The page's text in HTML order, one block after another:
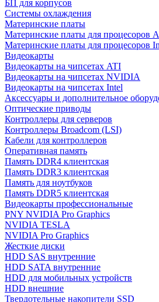
БП для корпусов
Системы охлаждения
Материнские платы
Материнские платы для процесоров
Материнские платы для процесоров
Видеокарты
Видеокарты на чипсетах ATI
Видеокарты на чипсетах NVIDIA
Видеокарты на чипсетах Intel
Аксессуары и дополнительное
Оптические приводы
Контроллеры для серверов
Контроллеры Broadcom (LSI)
Кабели для контроллеров
Оперативная память
Память DDR4 клиентская
Память DDR3 клиентская
Память для ноутбуков
Память DDR5 клиентская
Видеокарты профессиональные
PNY NVIDIA Pro Graphics
NVIDIA TESLA
NVIDIA Pro Graphics
Жесткие диски
HDD SAS внутренние
HDD SATA внутренние
HDD для мобильных устройств
HDD внешние
Твердотельные накопители SSD